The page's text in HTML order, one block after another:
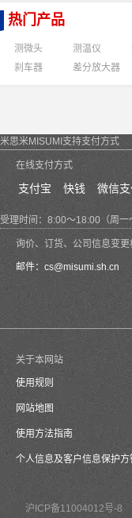
热门产品
测微头 测温仪
刹车器
差分放大器
米思米MISUMI支持支付方式
在线支付方式
支付宝 快钱 微信
受理时间：8:00～18:00（周一
询价、订货、公司信息变更
邮件： cs@misumi.sh.cn
关于本网站
使用规则
网站地图
使用方法指南
个人信息及客户信息保护方
沪ICP备11004012号-8